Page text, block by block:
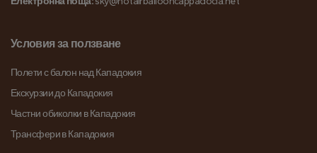
Условия за ползване
Полети с балон над Кападокия
Екскурзии до Кападокия
Частни обиколки в Кападокия
Трансфери в Кападокия